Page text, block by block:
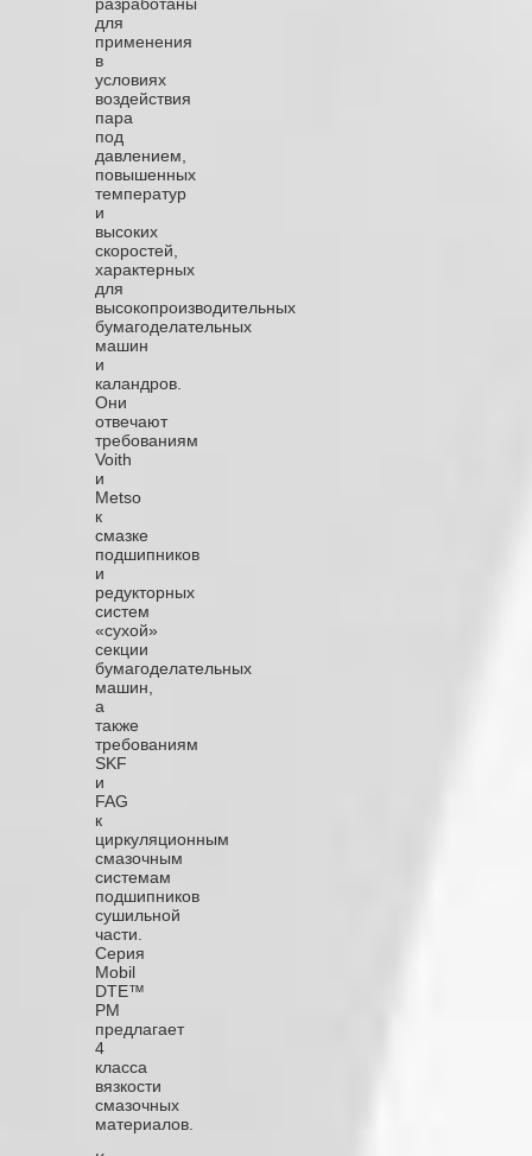
для
применения
в
условиях
воздействия
пара
под
давлением,
повышенных
температур
и
высоких
скоростей,
характерных
для
высокопроизводительных
бумагоделательных
машин
и
каландров.
Они
отвечают
требованиям
Voith
и
Metso
к
смазке
подшипников
и
редукторных
систем
«сухой»
секции
бумагоделательных
машин,
а
также
требованиям
SKF
и
FAG
к
циркуляционным
смазочным
системам
подшипников
сушильной
части.
Серия
Mobil
DTE™
PM
предлагает
4
класса
вязкости
смазочных
материалов.